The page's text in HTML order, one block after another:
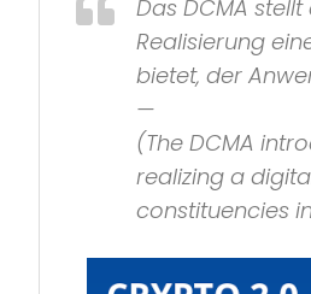
Das DCMA
Realisierung
bietet, der
—
(The DCMA
realizing a
constituencies